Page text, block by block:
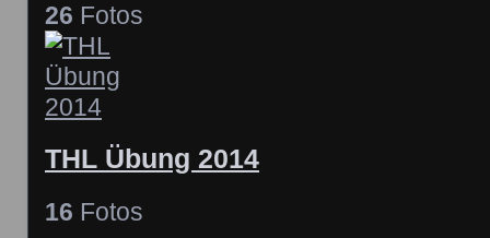
26 Fotos
THL Übung 2014
16 Fotos